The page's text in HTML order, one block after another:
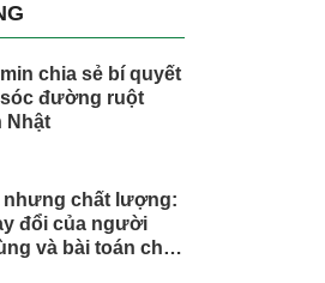
chia sẻ bí quyết
đường ruột
Nhật
nhưng chất lượng:
đổi của người
và bài toán cho